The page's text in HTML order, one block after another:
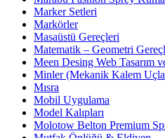
Marker Setleri
Markörler
Masaüstü Gereçleri
Matematik – Geometri
Meen Desing Web Tasarım
Minler (Mekanik Kalem
Mısra
Mobil Uygulama
Model Kalıpları
Molotow Belton Premium